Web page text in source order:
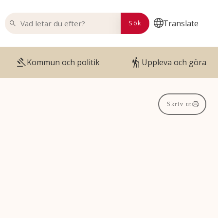
Translate
VAD LETAR DU EFTER?
Sök
Kommun och politik Uppleva och göra
Skriv ut